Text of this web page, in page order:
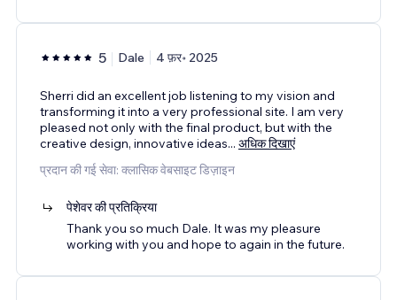
5 Dale 4 फ़र॰ 2025
Sherri did an excellent job listening to my vision and
transforming it into a very professional site. I am very
pleased not only with the final product, but with the
creative design, innovative ideas... अधिक दिखाएं
प्रदान की गई सेवा: क्लासिक वेबसाइट डिज़ाइन
पेशेवर की प्रतिक्रिया
Thank you so much Dale. It was my pleasure
working with you and hope to again in the future.